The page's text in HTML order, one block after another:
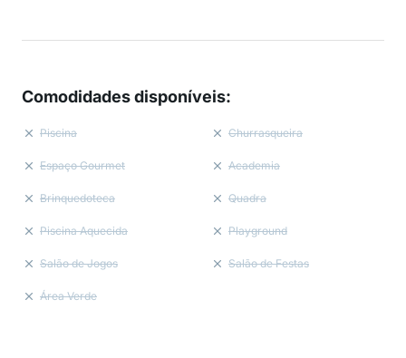
Comodidades disponíveis:
Piscina Churrasqueira
Espaço Gourmet Academia
Brinquedoteca Quadra
Piscina Aquecida Playground
Salão de Jogos Salão de Festas
Área Verde